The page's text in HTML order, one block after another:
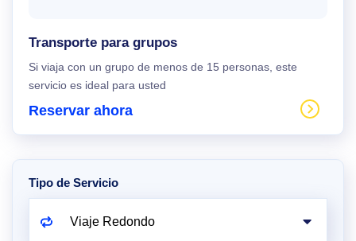
Transporte para grupos
Si viaja con un grupo de menos de 15 personas, este
servicio es ideal para usted
Reservar ahora
Tipo de Servicio